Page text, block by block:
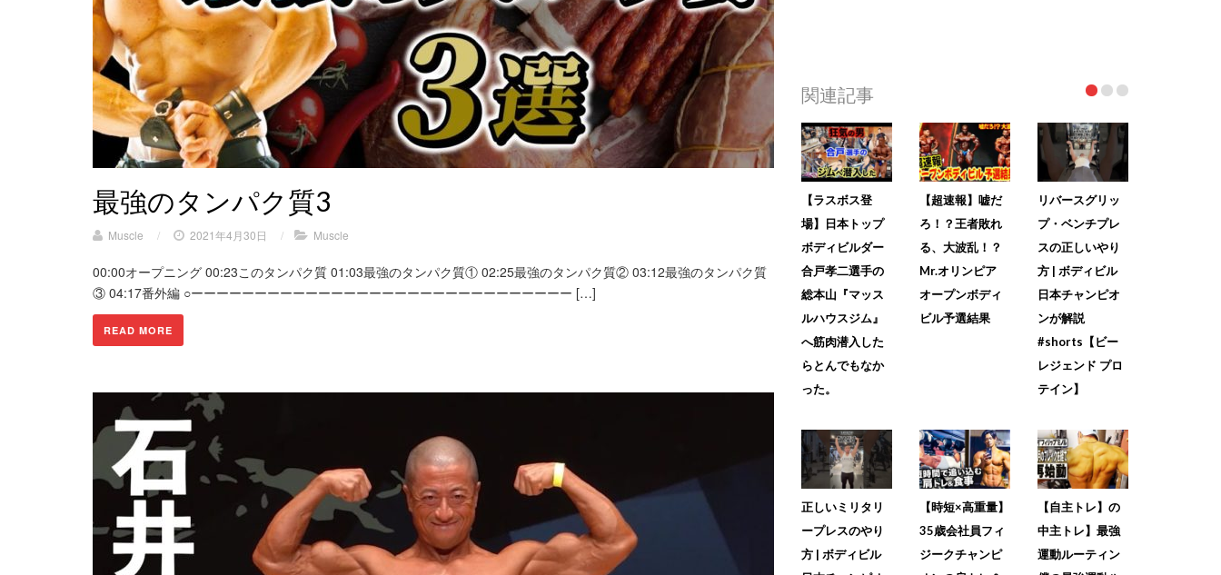
最強のタンパク質3
Muscle / 2021年4月30日 / Muscle
00:00オープニング 00:23このタンパク質 01:03最強のタンパク質① 02:25最強のタンパク質② 03:12最強のタンパク質
③ 04:17番外編 ○ーーーーーーーーーーーーーーーーーーーーーーーーーーーーーー […]
READ MORE
関連記事
【ラスボス登
場】日本トップ
ボディビルダー
合戸孝二選手の
総本山『マッス
ルハウスジム』
へ筋肉潜入した
らとんでもなか
った。
【超速報】嘘だ
ろ！？王者敗れ
る、大波乱！？
Mr.オリンピア
オープンボディ
ビル予選結果
リバースグリッ
プ・ベンチプレ
スの正しいやり
方 | ボディビル
日本チャンピオ
ンが解説
#shorts【ビー
レジェンド プロ
テイン】
正しいミリタリ
ープレスのやり
方 | ボディビル
【時短×高重量】
35歳会社員フィ
ジークチャンピ
【自主トレ】の
中主トレ】最強
運動ルーティン